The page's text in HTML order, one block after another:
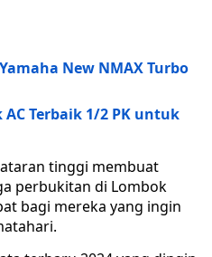
New NMAX Turbo
Terbaik 1/2 PK untuk
tinggi membuat
perbukitan di Lombok
bagi mereka yang ingin